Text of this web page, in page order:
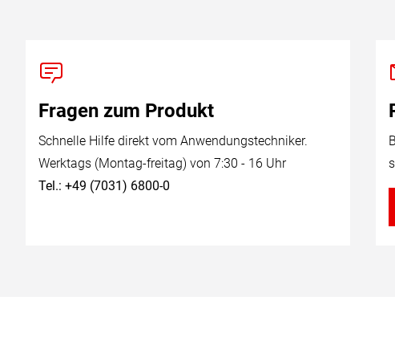
Fragen zum Produkt
Schnelle Hilfe direkt vom Anwendungstechniker.
Werktags (Montag-freitag) von 7:30 - 16 Uhr
Tel.: +49 (7031) 6800-0